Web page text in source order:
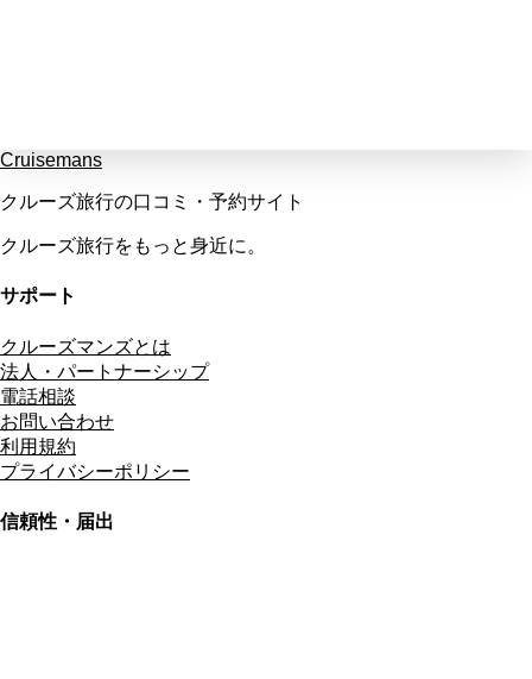
Cruisemans
クルーズ旅行の口コミ・予約サイト
クルーズ旅行をもっと身近に。
サポート
クルーズマンズとは
法人・パートナーシップ
電話相談
お問い合わせ
利用規約
プライバシーポリシー
信頼性・届出